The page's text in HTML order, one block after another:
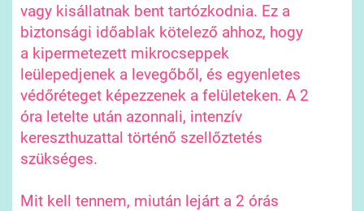
vagy kisállatnak bent tartózkodnia. Ez a
biztonsági időablak kötelező ahhoz, hogy
a kipermetezett mikrocseppek
leülepedjenek a levegőből, és egyenletes
védőréteget képezzenek a felületeken. A 2
óra letelte után azonnali, intenzív
kereszthuzattal történő szellőztetés
szükséges.
Mit kell tennem, miután lejárt a 2 órás